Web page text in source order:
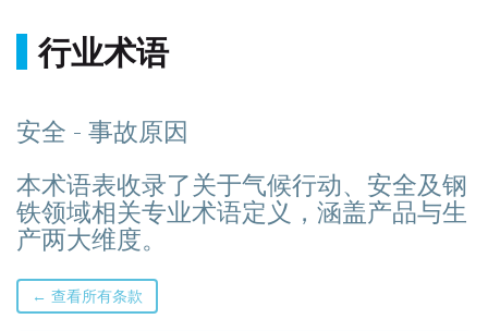
行业术语
安全 - 事故原因
本术语表收录了关于气候行动、安全及钢
铁领域相关专业术语定义，涵盖产品与生
产两大维度。
← 查看所有条款